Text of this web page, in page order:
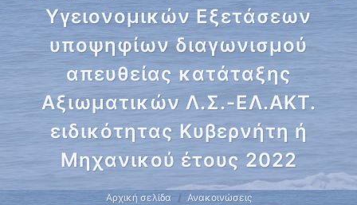
Υγειονομικών Εξετάσεων
υποψηφίων διαγωνισμού
απευθείας κατάταξης
Αξιωματικών Λ.Σ.-ΕΛ.ΑΚΤ.
ειδικότητας Κυβερνήτη ή
Μηχανικού έτους 2022
Αρχική σελίδα
Ανακοινώσεις